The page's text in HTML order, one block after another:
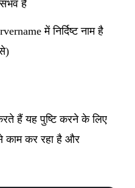
है
में निर्दिष्ट नाम है
हैं यह पुष्टि करने के लिए
काम कर रहा है और